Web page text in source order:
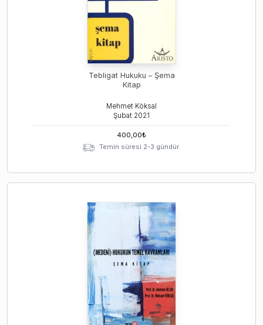
Tebligat Hukuku – Şema
Kitap
Mehmet Köksal
Şubat 2021
400,00₺
Temin süresi 2-3 gündür.